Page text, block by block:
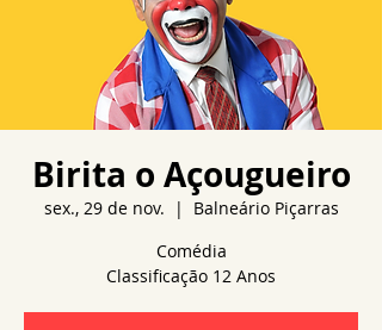
Birita o Açougueiro
sex., 29 de nov.
  |
Balneário Piçarras
Comédia